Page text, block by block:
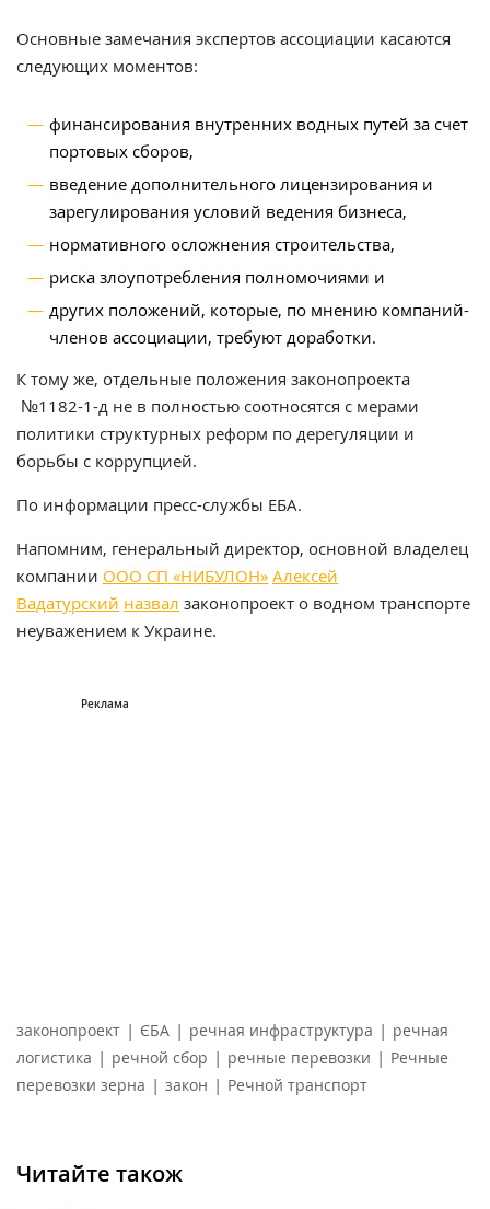
Основные замечания экспертов ассоциации касаются
следующих моментов:
финансирования внутренних водных путей за счет
портовых сборов,
введение дополнительного лицензирования и
зарегулирования условий ведения бизнеса,
нормативного осложнения строительства,
риска злоупотребления полномочиями и
других положений, которые, по мнению компаний-
членов ассоциации, требуют доработки.
К тому же, отдельные положения законопроекта
№1182-1-д не в полностью соотносятся с мерами
политики структурных реформ по дерегуляции и
борьбы с коррупцией.
По информации пресс-службы ЕБА.
Напомним, генеральный директор, основной владелец
компании ООО СП «НИБУЛОН» Алексей
Вадатурский назвал законопроект о водном транспорте
неуважением к Украине.
законопроект | ЄБА | речная инфраструктура | речная
логистика | речной сбор | речные перевозки | Речные
перевозки зерна | закон | Речной транспорт
Читайте також